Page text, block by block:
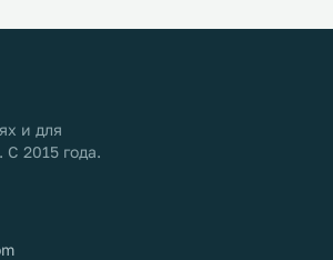
и для
С 2015 года.